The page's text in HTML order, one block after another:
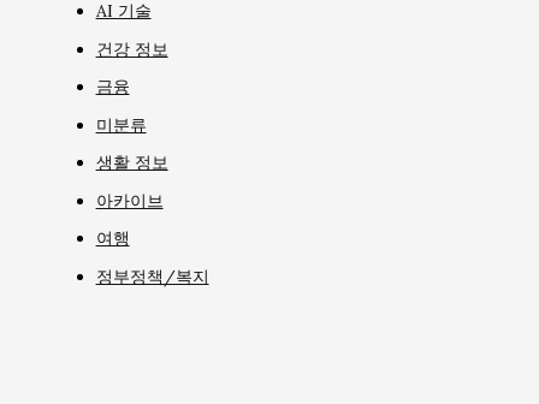
AI 기술
건강 정보
금융
미분류
생활 정보
아카이브
여행
정부정책/복지